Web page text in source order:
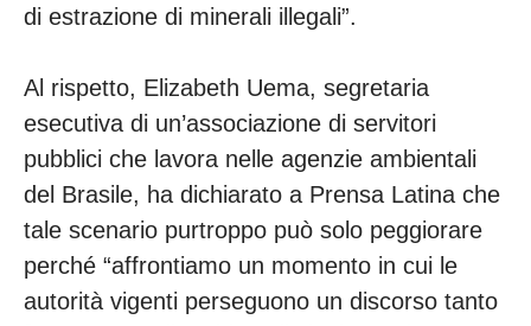
di estrazione di minerali illegali”.
Al rispetto, Elizabeth Uema, segretaria
esecutiva di un’associazione di servitori
pubblici che lavora nelle agenzie ambientali
del Brasile, ha dichiarato a Prensa Latina che
tale scenario purtroppo può solo peggiorare
perché “affrontiamo un momento in cui le
autorità vigenti perseguono un discorso tanto